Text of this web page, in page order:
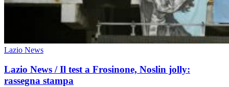
Lazio News
Lazio News / Il test a Frosinone, Noslin jolly:
rassegna stampa